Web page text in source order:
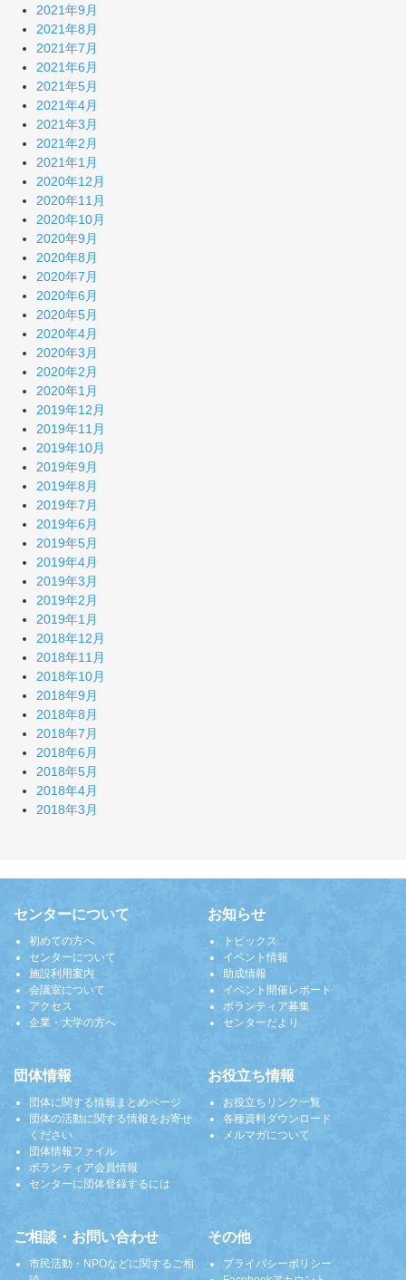
2021年9月
2021年8月
2021年7月
2021年6月
2021年5月
2021年4月
2021年3月
2021年2月
2021年1月
2020年12月
2020年11月
2020年10月
2020年9月
2020年8月
2020年7月
2020年6月
2020年5月
2020年4月
2020年3月
2020年2月
2020年1月
2019年12月
2019年11月
2019年10月
2019年9月
2019年8月
2019年7月
2019年6月
2019年5月
2019年4月
2019年3月
2019年2月
2019年1月
2018年12月
2018年11月
2018年10月
2018年9月
2018年8月
2018年7月
2018年6月
2018年5月
2018年4月
2018年3月
センターについて
初めての方へ
センターについて
施設利用案内
会議室について
アクセス
企業・大学の方へ
お知らせ
トピックス
イベント情報
助成情報
イベント開催レポート
ボランティア募集
センターだより
団体情報
団体に関する情報まとめページ
団体の活動に関する情報をお寄せ
ください
団体情報ファイル
ボランティア会員情報
センターに団体登録するには
お役立ち情報
お役立ちリンク一覧
各種資料ダウンロード
メルマガについて
ご相談・お問い合わせ
市民活動・NPOなどに関するご相
その他
プライバシーポリシー